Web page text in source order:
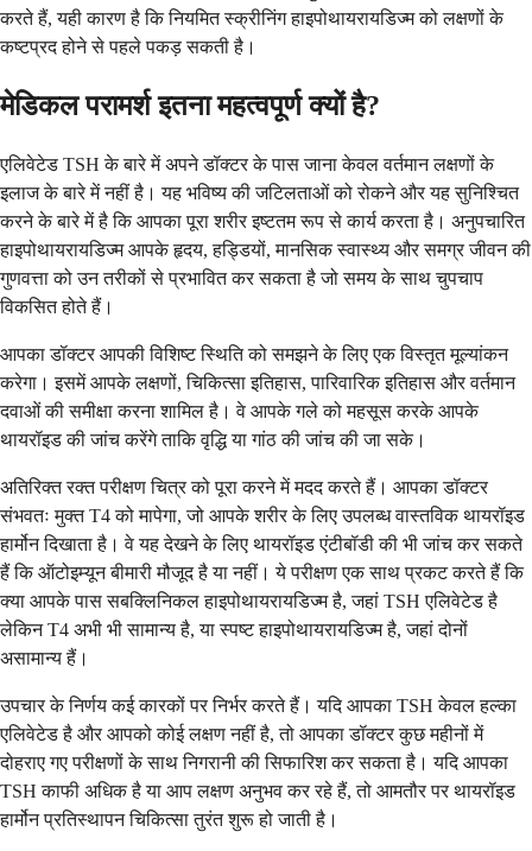
करते हैं, यही कारण है कि नियमित स्क्रीनिंग हाइपोथायरायडिज्म को लक्षणों के
कष्टप्रद होने से पहले पकड़ सकती है।
मेडिकल परामर्श इतना महत्वपूर्ण क्यों है?
एलिवेटेड TSH के बारे में अपने डॉक्टर के पास जाना केवल वर्तमान लक्षणों के
इलाज के बारे में नहीं है। यह भविष्य की जटिलताओं को रोकने और यह सुनिश्चित
करने के बारे में है कि आपका पूरा शरीर इष्टतम रूप से कार्य करता है। अनुपचारित
हाइपोथायरायडिज्म आपके हृदय, हड्डियों, मानसिक स्वास्थ्य और समग्र जीवन की
गुणवत्ता को उन तरीकों से प्रभावित कर सकता है जो समय के साथ चुपचाप
विकसित होते हैं।
आपका डॉक्टर आपकी विशिष्ट स्थिति को समझने के लिए एक विस्तृत मूल्यांकन
करेगा। इसमें आपके लक्षणों, चिकित्सा इतिहास, पारिवारिक इतिहास और वर्तमान
दवाओं की समीक्षा करना शामिल है। वे आपके गले को महसूस करके आपके
थायरॉइड की जांच करेंगे ताकि वृद्धि या गांठ की जांच की जा सके।
अतिरिक्त रक्त परीक्षण चित्र को पूरा करने में मदद करते हैं। आपका डॉक्टर
संभवतः मुक्त T4 को मापेगा, जो आपके शरीर के लिए उपलब्ध वास्तविक थायरॉइड
हार्मोन दिखाता है। वे यह देखने के लिए थायरॉइड एंटीबॉडी की भी जांच कर सकते
हैं कि ऑटोइम्यून बीमारी मौजूद है या नहीं। ये परीक्षण एक साथ प्रकट करते हैं कि
क्या आपके पास सबक्लिनिकल हाइपोथायरायडिज्म है, जहां TSH एलिवेटेड है
लेकिन T4 अभी भी सामान्य है, या स्पष्ट हाइपोथायरायडिज्म है, जहां दोनों
असामान्य हैं।
उपचार के निर्णय कई कारकों पर निर्भर करते हैं। यदि आपका TSH केवल हल्का
एलिवेटेड है और आपको कोई लक्षण नहीं है, तो आपका डॉक्टर कुछ महीनों में
दोहराए गए परीक्षणों के साथ निगरानी की सिफारिश कर सकता है। यदि आपका
TSH काफी अधिक है या आप लक्षण अनुभव कर रहे हैं, तो आमतौर पर थायरॉइड
हार्मोन प्रतिस्थापन चिकित्सा तुरंत शुरू हो जाती है।